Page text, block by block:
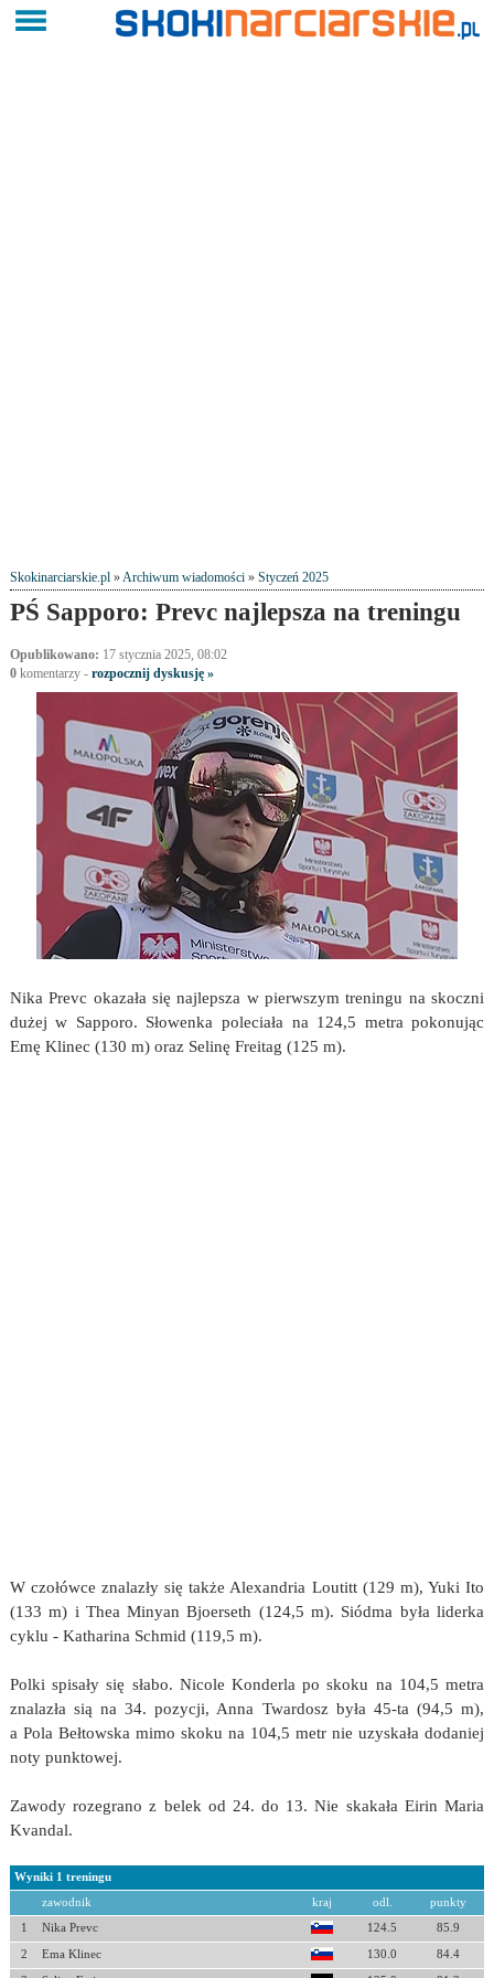
Skokinarciarskie.pl»Archiwum wiadomości» Styczeń 2025
PŚ Sapporo: Prevc najlepsza na treningu
Opublikowano: 17 stycznia 2025, 08:02
0komentarzy - rozpocznij dyskusję »
Nika Prevc okazała się najlepsza w pierwszym treningu na skoczni
dużej w Sapporo. Słowenka poleciała na 124,5 metra pokonując
Emę Klinec (130 m) oraz Selinę Freitag (125 m).
W czołówce znalazły się także Alexandria Loutitt (129 m), Yuki Ito
(133 m) i Thea Minyan Bjoerseth (124,5 m). Siódma była liderka
cyklu - Katharina Schmid (119,5 m).
Polki spisały się słabo. Nicole Konderla po skoku na 104,5 metra
znalazła sią na 34. pozycji, Anna Twardosz była 45-ta (94,5 m),
a Pola Bełtowska mimo skoku na 104,5 metr nie uzyskała dodaniej
noty punktowej.
Zawody rozegrano z belek od 24. do 13. Nie skakała Eirin Maria
Kvandal.
Wyniki 1 treningu
zawodnik kraj odl. punkty
1 Nika Prevc 124.5 85.9
2 Ema Klinec 130.0 84.4